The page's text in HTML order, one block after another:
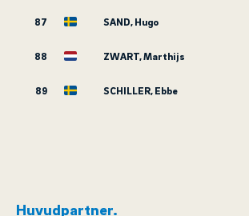
87 SAND, Hugo
88 ZWART, Marthijs
89 SCHILLER, Ebbe
Huvudpartner.